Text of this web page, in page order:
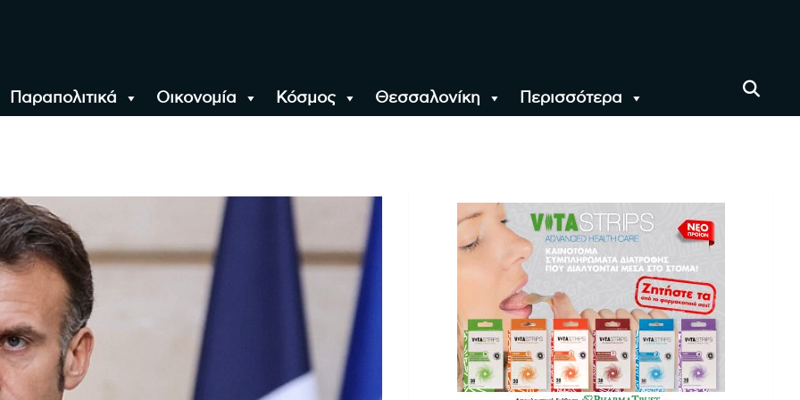
Παραπολιτικά Οικονομία Κόσμος Θεσσαλονίκη Περισσότερα